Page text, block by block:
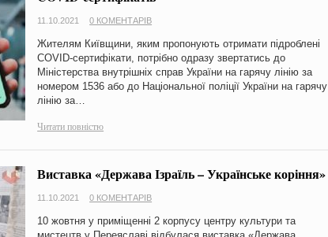
11.10.2021 0 КОМЕНТАРІВ
Жителям Київщини, яким пропонують отримати підроблені
COVID-сертифікати, потрібно одразу звертатись до
Міністерства внутрішніх справ України на гарячу лінію за
номером 1536 або до Національної поліції України на гарячу
лінію за…
Читати повністю
Виставка «Держава Ізраїль – Українське коріння»
11.10.2021 0 КОМЕНТАРІВ
10 жовтня у приміщенні 2 корпусу центру культури та